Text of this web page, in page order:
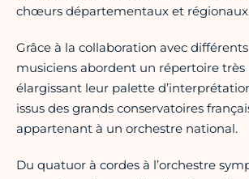
chœurs départementaux et
Grâce à la collaboration avec
musiciens abordent un répertoire très
élargissant leur palette
issus des grands conservatoires
appartenant à un orchestre national.
Du quatuor à cordes à l’orchestre